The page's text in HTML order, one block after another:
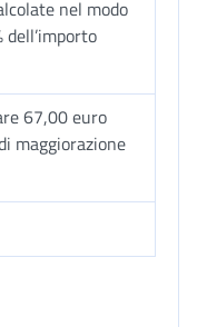
nel modo
67,00 euro
maggiorazione